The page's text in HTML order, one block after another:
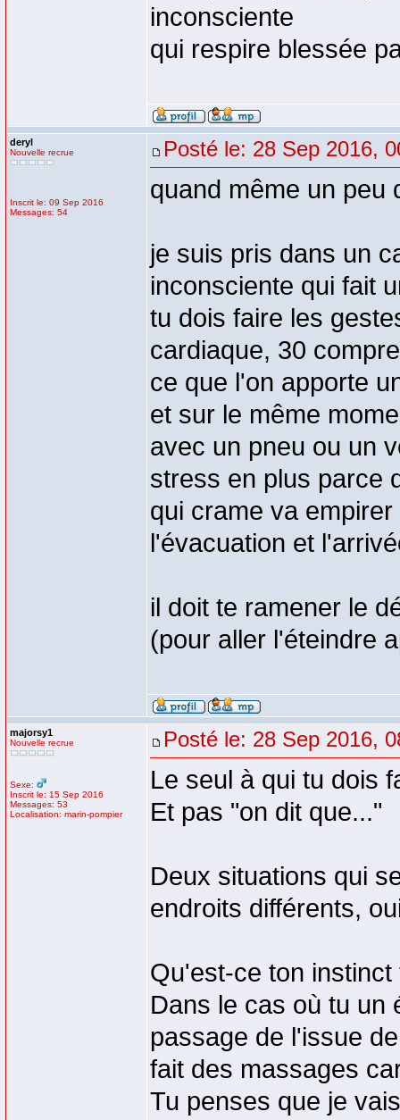
inconsciente
qui respire blessée
deryl
Nouvelle recrue
Inscrit le: 09 Sep 2016
Messages: 54
Posté le: 28 Sep 2016,
quand même un peu
je suis pris dans un
inconsciente qui fait
tu dois faire les
cardiaque, 30
ce que l'on apporte
et sur le même
avec un pneu ou un
stress en plus parce
qui crame va
l'évacuation et
il doit te ramener le
(pour aller l'éteindre
majorsy1
Nouvelle recrue
Sexe:
Inscrit le: 15 Sep 2016
Messages: 53
Localisation: marin-pompier
Posté le: 28 Sep 2016,
Le seul à qui tu dois
Et pas "on dit que..."
Deux situations qui
endroits différents,
Qu'est-ce ton instinct
Dans le cas où tu un
passage de l'issue
fait des massages
Tu penses que je